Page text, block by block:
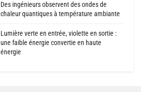
Des ingénieurs observent des ondes de
chaleur quantiques à température ambiante
Lumière verte en entrée, violette en sortie :
une faible énergie convertie en haute
énergie